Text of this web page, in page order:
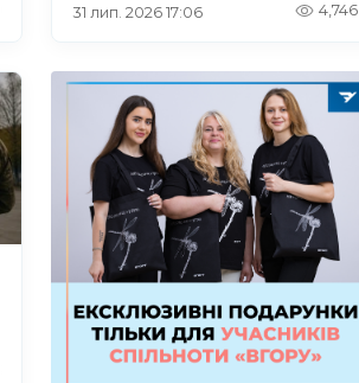
31 лип. 2026 17:06 4,746